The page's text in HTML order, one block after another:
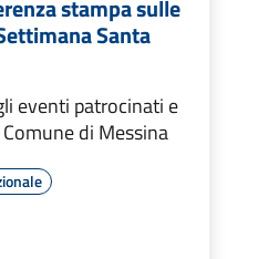
stampa sulle
Santa
eventi patrocinati e
di Messina